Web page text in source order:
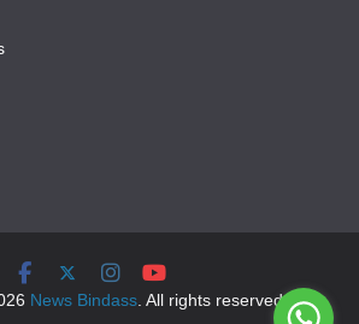
News Bindass. All rights reserved.